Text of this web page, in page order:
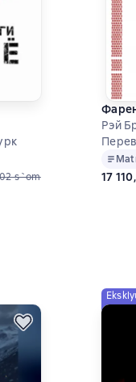
5 на основе 2 оценок
s`om
Рэй
17